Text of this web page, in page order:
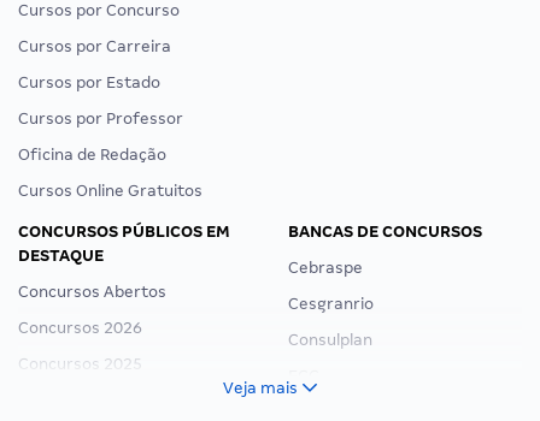
Cursos por Concurso
Cursos por Carreira
Cursos por Estado
Cursos por Professor
Oficina de Redação
Cursos Online Gratuitos
CONCURSOS PÚBLICOS EM
DESTAQUE
Concursos Abertos
Concursos 2026
Concursos 2025
BANCAS DE CONCURSOS
Cebraspe
Cesgranrio
Consulplan
Veja mais